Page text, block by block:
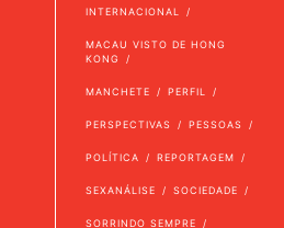
INTERNACIONAL
MACAU VISTO DE HONG
KONG
MANCHETE PERFIL
PERSPECTIVAS PESSOAS
POLÍTICA REPORTAGEM
SEXANÁLISE SOCIEDADE
SORRINDO SEMPRE